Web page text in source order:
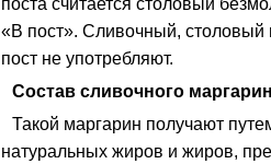
поста считается столовый
«В пост». Сливочный,
пост не употребляют.
Состав сливочного
Такой маргарин получают
натуральных жиров и жиров,